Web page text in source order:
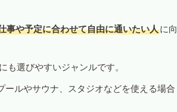
事や予定に合わせて自由に通いたい人に向
も選びやすいジャンルです。
ルやサウナ、スタジオなどを使える場合